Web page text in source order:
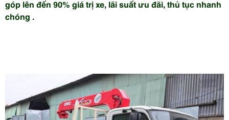
góp lên đến 90% giá trị xe, lãi suất ưu đãi, thủ tục nhanh
chóng .